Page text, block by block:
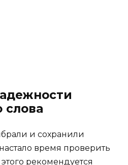
слова
и сохранили
время проверить
рекомендуется